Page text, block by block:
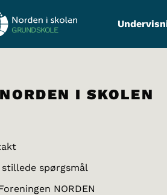
GRUNDSKOLE
I SKOLEN
stillede spørgsmål
NORDEN